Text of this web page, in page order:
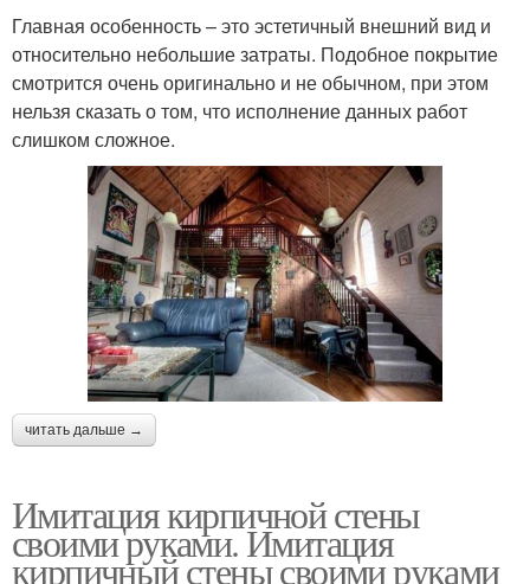
Главная особенность – это эстетичный внешний вид и
относительно небольшие затраты. Подобное покрытие
смотрится очень оригинально и не обычном, при этом
нельзя сказать о том, что исполнение данных работ
слишком сложное.
читать дальше →
Имитация кирпичной стены
своими руками. Имитация
кирпичный стены своими руками